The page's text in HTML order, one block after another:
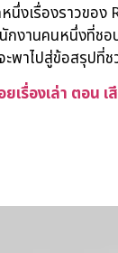
นึ่งเรื่องราวของ
กงานคนหนึ่งที่ช
พาไปสู่ข้อสรุปที่
ยเรื่องเล่า ตอน